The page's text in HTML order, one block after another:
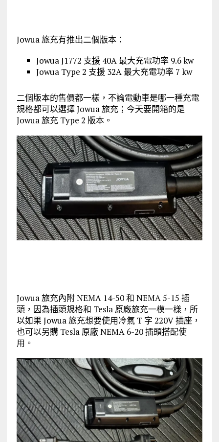
Jowua 旅充有推出二個版本：
Jowua J1772 支援 40A 最大充電功率 9.6 kw
Jowua Type 2 支援 32A 最大充電功率 7 kw
二個版本的售價都一樣，不論電動車是哪一種充電
規格都可以選擇 Jowua 旅充；今天要開箱的是
Jowua 旅充 Type 2 版本。
Jowua 旅充內附 NEMA 14-50 和 NEMA 5-15 插
頭，因為插頭規格和 Tesla 原廠旅充一模一樣，所
以如果 Jowua 旅充想要使用冷氣 T 字 220V 插座，
也可以另購 Tesla 原廠 NEMA 6-20 插頭搭配使
用。